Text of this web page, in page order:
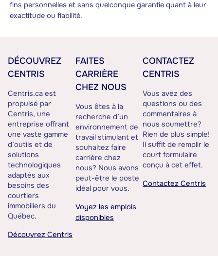
fins personnelles et sans quelconque garantie quant à leur
exactitude ou fiabilité.
DÉCOUVREZ
CENTRIS
Centris.ca est
propulsé par
Centris, une
entreprise offrant
une vaste gamme
d’outils et de
solutions
technologiques
adaptés aux
besoins des
courtiers
immobiliers du
Québec.
Découvrez Centris
FAITES
CARRIÈRE
CHEZ NOUS
Vous êtes à la
recherche d’un
environnement de
travail stimulant et
souhaitez faire
carrière chez
nous? Nous avons
peut-être le poste
idéal pour vous.
Voyez les emplois
disponibles
CONTACTEZ
CENTRIS
Vous avez des
questions ou des
commentaires à
nous soumettre?
Rien de plus simple!
Il suffit de remplir le
court formulaire
conçu à cet effet.
Contactez Centris